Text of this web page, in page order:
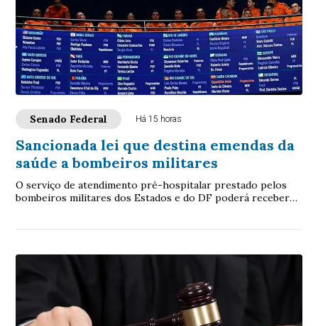
Senado Federal Há 15 horas
Sancionada lei que destina emendas da
saúde a bombeiros militares
O serviço de atendimento pré-hospitalar prestado pelos
bombeiros militares dos Estados e do DF poderá receber